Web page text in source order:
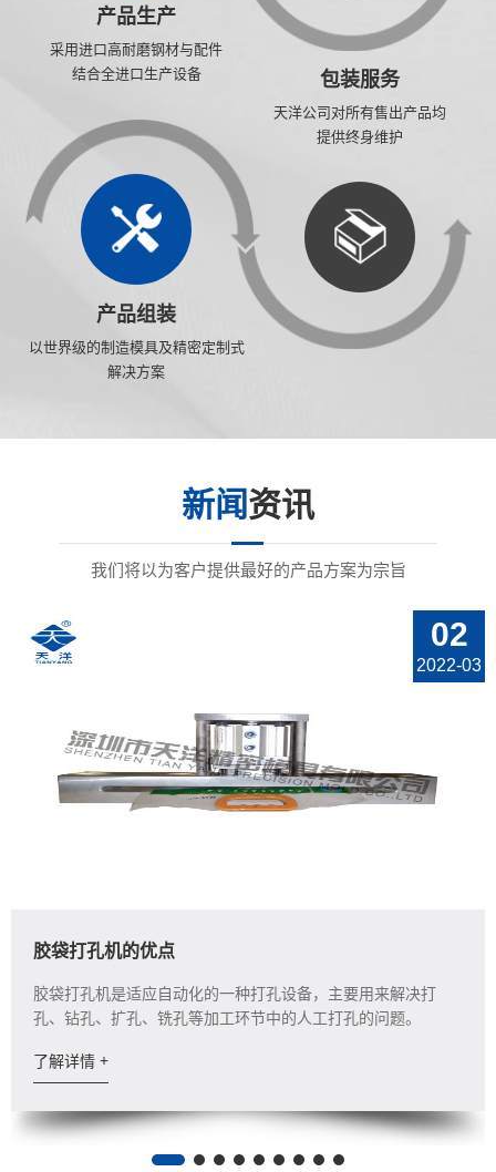
产品生产
采用进口高耐磨钢材与配件
结合全进口生产设备
产品组装
以世界级的制造模具及精密定制式
解决方案
包装服务
天洋公司对所有售出产品均
提供终身维护
新闻资讯
我们将以为客户提供最好的产品方案为宗旨
02
2022-03
胶袋打孔机的优点
胶袋打孔机是适应自动化的一种打孔设备，主要用来解决打
孔、钻孔、扩孔、铣孔等加工环节中的人工打孔的问题。
了解详情 +